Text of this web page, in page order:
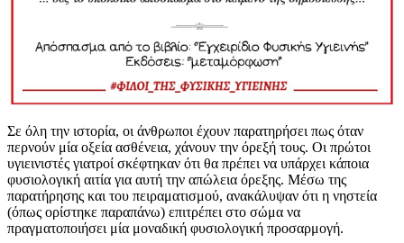
Σε όλη την ιστορία, οι άνθρωποι έχουν παρατηρήσει πως όταν
περνούν μία οξεία ασθένεια, χάνουν την όρεξή τους. Οι πρώτοι
υγιεινιστές γιατροί σκέφτηκαν ότι θα πρέπει να υπάρχει κάποια
φυσιολογική αιτία για αυτή την απώλεια όρεξης. Μέσω της
παρατήρησης και του πειραματισμού, ανακάλυψαν ότι η νηστεία
(όπως ορίστηκε παραπάνω) επιτρέπει στο σώμα να
πραγματοποιήσει μία μοναδική φυσιολογική προσαρμογή.